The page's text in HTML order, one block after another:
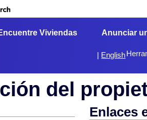
Viviendas Anunciar
| English
del
Enlaces